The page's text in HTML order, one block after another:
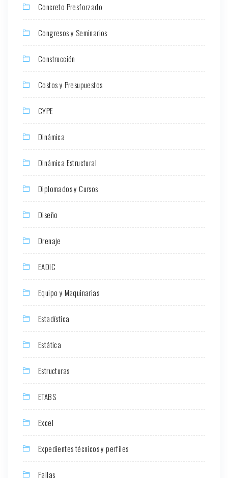
Concreto Presforzado
Congresos y Seminarios
Construcción
Costos y Presupuestos
CYPE
Dinámica
Dinámica Estructural
Diplomados y Cursos
Diseño
Drenaje
EADIC
Equipo y Maquinarias
Estadística
Estática
Estructuras
ETABS
Excel
Expedientes técnicos y perfiles
Fallas